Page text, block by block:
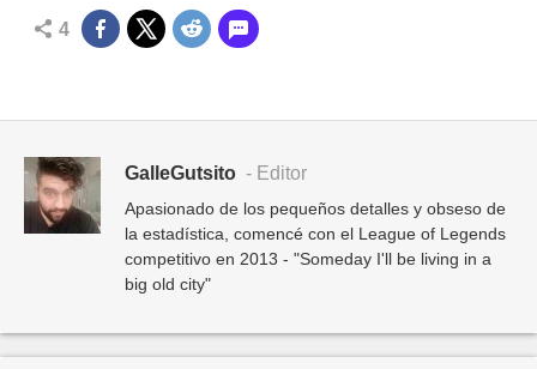
4
GalleGutsito - Editor
Apasionado de los pequeños detalles y obseso de
la estadística, comencé con el League of Legends
competitivo en 2013 - "Someday I'll be living in a
big old city"